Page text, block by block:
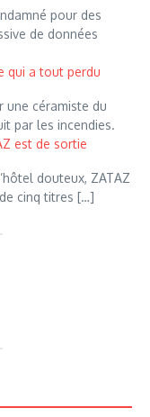
pour des
de données
qui a tout perdu
une céramiste du
par les incendies.
est de sortie
douteux, ZATAZ
cinq titres […]